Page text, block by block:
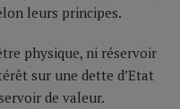
leurs principes.
physique, ni réservoir
sur une dette d’Etat
de valeur.